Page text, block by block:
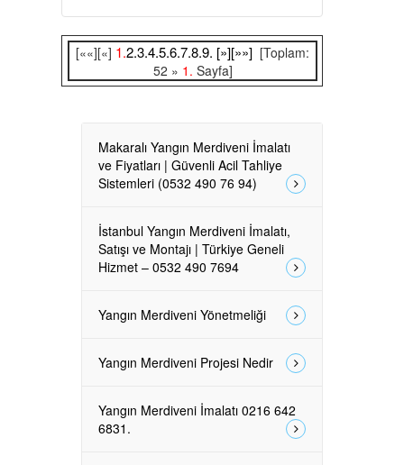
[««][«] 1.2.3.4.5.6.7.8.9. [»][»»] [Toplam:
52 » 1. Sayfa]
Makaralı Yangın Merdiveni İmalatı
ve Fiyatları | Güvenli Acil Tahliye
Sistemleri (0532 490 76 94)
İstanbul Yangın Merdiveni İmalatı,
Satışı ve Montajı | Türkiye Geneli
Hizmet – 0532 490 7694
Yangın Merdiveni Yönetmeliği
Yangın Merdiveni Projesi Nedir
Yangın Merdiveni İmalatı 0216 642
6831.